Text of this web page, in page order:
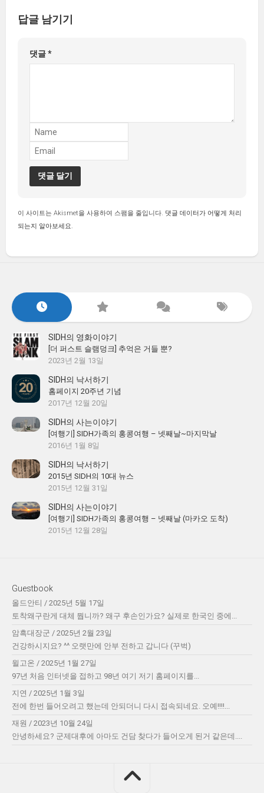
답글 남기기
댓글*
이 사이트는 Akismet을 사용하여 스팸을 줄입니다. 댓글 데이터가 어떻게 처리
되는지 알아보세요.
SIDH의 영화이야기
[더 퍼스트 슬램덩크] 추억은 거들 뿐?
2023년 2월 13일
SIDH의 낙서하기
홈페이지 20주년 기념
2017년 12월 20일
SIDH의 사는이야기
[여행기] SIDH가족의 홍콩여행 – 넷째날~마지막날
2016년 1월 8일
SIDH의 낙서하기
2015년 SIDH의 10대 뉴스
2015년 12월 31일
SIDH의 사는이야기
[여행기] SIDH가족의 홍콩여행 – 넷째날 (마카오 도착)
2015년 12월 28일
Guestbook
올드안티 / 2025년 5월 17일
토착왜구란게 대체 뭡니까? 왜구 후손인가요? 실제로 한국인 중에...
암흑대장군 / 2025년 2월 23일
건강하시지요? ^^ 오랫만에 안부 전하고 갑니다 (꾸벅)
윌고온 / 2025년 1월 27일
97년 처음 인터넷을 접하고 98년 여기 저기 홈페이지를...
지연 / 2025년 1월 3일
전에 한번 들어오려고 했는데 안되더니 다시 접속되네요. 오예!!!!...
재원 / 2023년 10월 24일
안녕하세요? 군제대후에 아마도 건담 찾다가 들어오게 된거 같은데....